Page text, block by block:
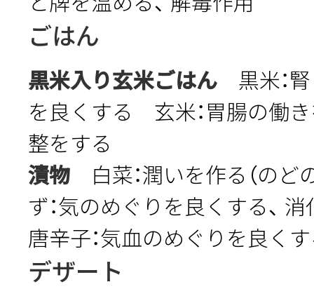
ごはん
黒米入り玄米ごはん 黒米：
を良くする 玄米：胃腸の働
整をする
漬物 白菜：潤いを作る（の
ず：気のめぐりを良くする、
唐辛子：気血のめぐりを良く
デザート